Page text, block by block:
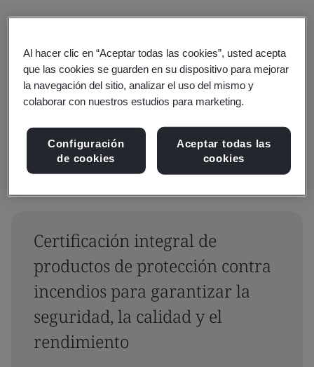
Reiniciar
Certificación integral de
productos de protección contra
incendios para garantizar la
seguridad, la calidad y el
rendimiento
Al hacer clic en “Aceptar todas las cookies”, usted acepta
que las cookies se guarden en su dispositivo para mejorar
la navegación del sitio, analizar el uso del mismo y
colaborar con nuestros estudios para marketing.
Configuración
de cookies
Aceptar todas las
cookies